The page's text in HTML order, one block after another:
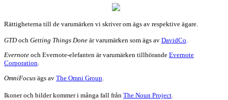
Rättigheterna till de varumärken vi skriver om ägs av respektive ägare.
GTDoch Getting Things Done är varumärken som ägs av DavidCo
Evernote och Evernote-elefanten är varumärken tillhörande Evernote
Corporation.
OmniFocus ägs av The Omni Group
Ikoner och bilder kommer i många fall från The Noun Project